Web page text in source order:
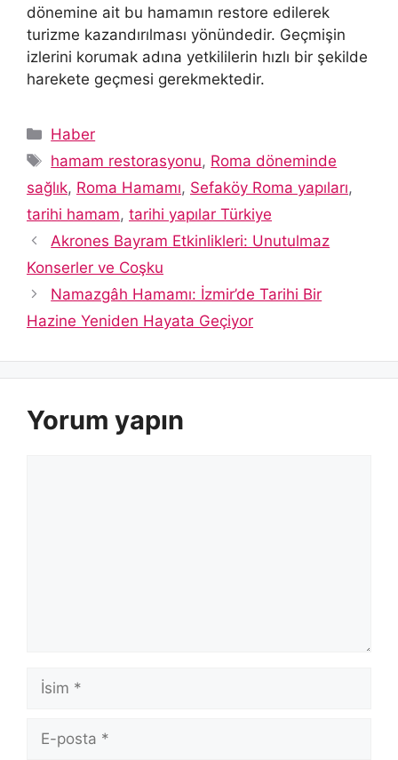
dönemine ait bu hamamın restore edilerek
turizme kazandırılması yönündedir. Geçmişin
izlerini korumak adına yetkililerin hızlı bir şekilde
harekete geçmesi gerekmektedir.
Kategoriler
Haber
Etiketler
hamam restorasyonu, Roma döneminde
sağlık, Roma Hamamı, Sefaköy Roma yapıları,
tarihi hamam, tarihi yapılar Türkiye
Akrones Bayram Etkinlikleri: Unutulmaz
Konserler ve Coşku
Namazgâh Hamamı: İzmir’de Tarihi Bir
Hazine Yeniden Hayata Geçiyor
Yorum yapın
İsim
posta